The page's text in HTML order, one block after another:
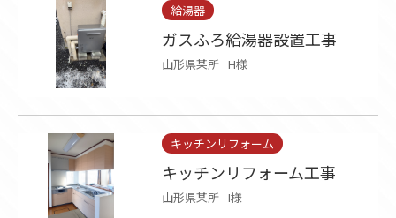
給湯器
ガスふろ給湯器設置工事
山形県某所 H様
キッチンリフォーム
キッチンリフォーム工事
山形県某所 I様